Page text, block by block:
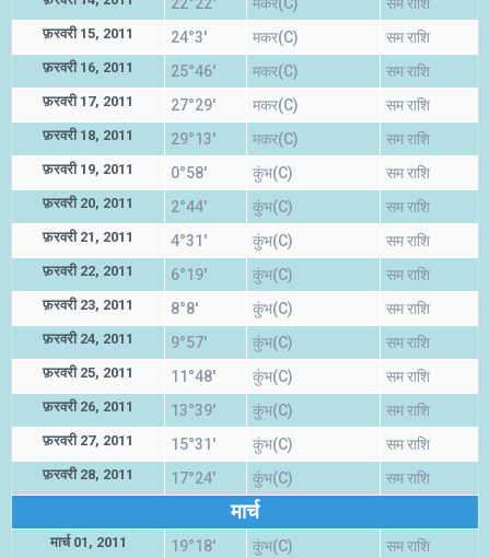
फ़रवरी 15, 2011 24°3' मकर(C) सम राशि
फ़रवरी 16, 2011 25°46' मकर(C) सम राशि
फ़रवरी 17, 2011 27°29' मकर(C) सम राशि
फ़रवरी 18, 2011 29°13' मकर(C) सम राशि
फ़रवरी 19, 2011 0°58' कुंभ(C) सम राशि
फ़रवरी 20, 2011 2°44' कुंभ(C) सम राशि
फ़रवरी 21, 2011 4°31' कुंभ(C) सम राशि
फ़रवरी 22, 2011 6°19' कुंभ(C) सम राशि
फ़रवरी 23, 2011 8°8' कुंभ(C) सम राशि
फ़रवरी 24, 2011 9°57' कुंभ(C) सम राशि
फ़रवरी 25, 2011 11°48' कुंभ(C) सम राशि
फ़रवरी 26, 2011 13°39' कुंभ(C) सम राशि
फ़रवरी 27, 2011 15°31' कुंभ(C) सम राशि
फ़रवरी 28, 2011 17°24' कुंभ(C) सम राशि
मार्च
मार्च 01, 2011 19°18' कुंभ(C) सम राशि